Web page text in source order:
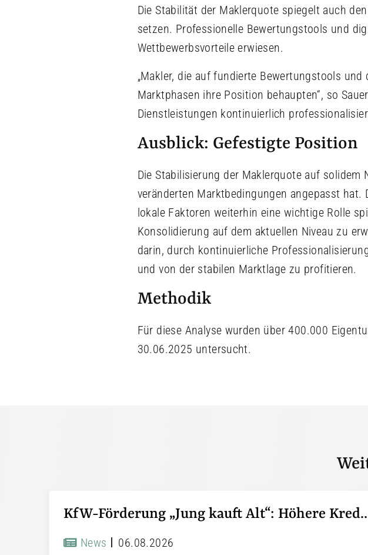
Die Stabilität der Maklerquote spiegelt auch
setzen. Professionelle Bewertungstools und
Wettbewerbsvorteile erwiesen.
„Makler, die auf fundierte Bewertungstools
Marktphasen ihre Position behaupten“, so
Dienstleistungen kontinuierlich
Ausblick: Gefestigte Position
Die Stabilisierung der Maklerquote auf
veränderten Marktbedingungen angepasst
lokale Faktoren weiterhin eine wichtige Rolle
Konsolidierung auf dem aktuellen Niveau zu
darin, durch kontinuierliche
und von der stabilen Marktlage zu profitieren.
Methodik
Für diese Analyse wurden über 400.000
30.06.2025 untersucht.
KfW-Förderung „Jung kauft
News 06.08.2026